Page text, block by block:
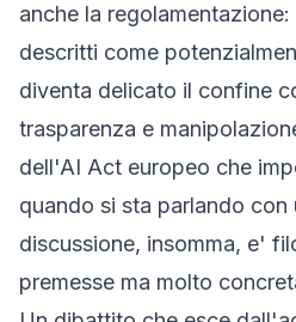
anche la
descritti come
diventa delicato il confine
trasparenza e
dell'AI Act europeo che
quando si sta parlando con
discussione, insomma, e'
premesse ma molto